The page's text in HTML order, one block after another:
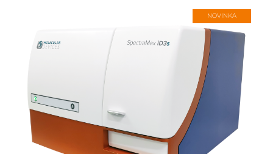
NOVINKA